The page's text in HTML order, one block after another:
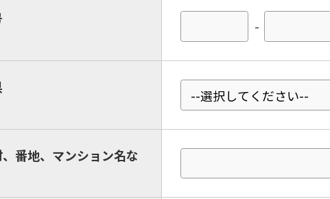
-
番地、マンション名な